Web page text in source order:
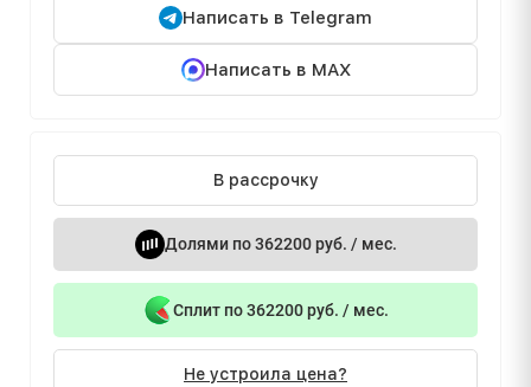
Написать в Telegram
Написать в MAX
В рассрочку
Долями по 362200 руб. / мес.
Сплит по 362200 руб. / мес.
Не устроила цена?